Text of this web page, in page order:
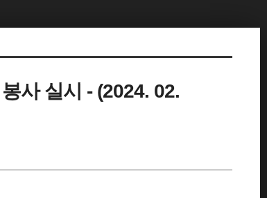
사 실시 - (2024. 02.